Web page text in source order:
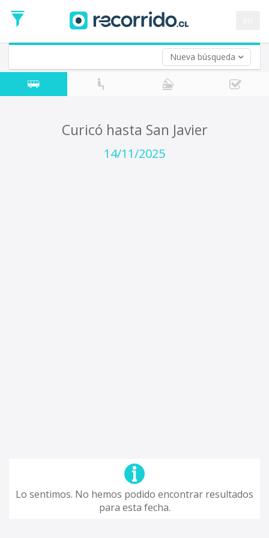
Nueva búsqueda
de
Ida
Vuelta (opcional)
Fecha
de
Curicó hasta San Javier
14/11/2025
Lo sentimos. No hemos podido encontrar resultados
para esta fecha.